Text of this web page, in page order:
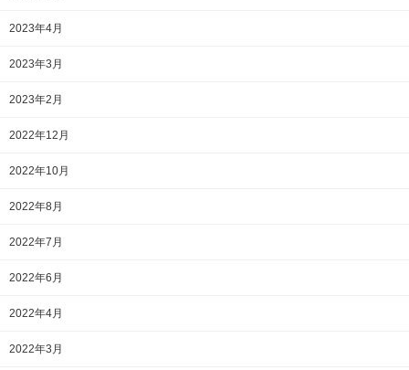
2023年4月
2023年3月
2023年2月
2022年12月
2022年10月
2022年8月
2022年7月
2022年6月
2022年4月
2022年3月